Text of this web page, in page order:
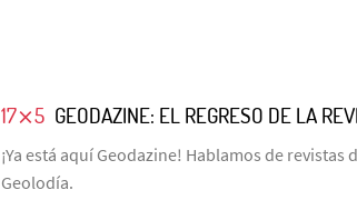
17⨯5 GEODAZINE: EL REGRESO DE LA
¡Ya está aquí Geodazine! Hablamos de
Geolodía.